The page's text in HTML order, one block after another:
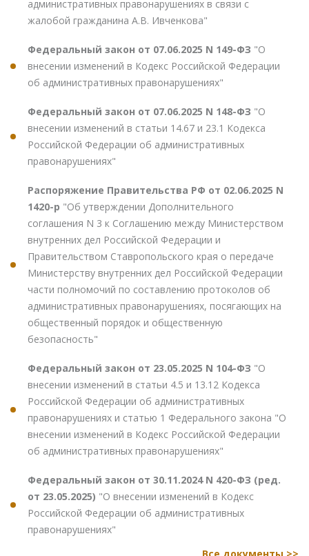
административных правонарушениях в связи с
жалобой гражданина А.В. Ивченкова"
Федеральный закон от 07.06.2025 N 149-ФЗ "О
внесении изменений в Кодекс Российской Федерации
об административных правонарушениях"
Федеральный закон от 07.06.2025 N 148-ФЗ "О
внесении изменений в статьи 14.67 и 23.1 Кодекса
Российской Федерации об административных
правонарушениях"
Распоряжение Правительства РФ от 02.06.2025 N
1420-р "Об утверждении Дополнительного
соглашения N 3 к Соглашению между Министерством
внутренних дел Российской Федерации и
Правительством Ставропольского края о передаче
Министерству внутренних дел Российской Федерации
части полномочий по составлению протоколов об
административных правонарушениях, посягающих на
общественный порядок и общественную
безопасность"
Федеральный закон от 23.05.2025 N 104-ФЗ "О
внесении изменений в статьи 4.5 и 13.12 Кодекса
Российской Федерации об административных
правонарушениях и статью 1 Федерального закона "О
внесении изменений в Кодекс Российской Федерации
об административных правонарушениях"
Федеральный закон от 30.11.2024 N 420-ФЗ (ред.
от 23.05.2025) "О внесении изменений в Кодекс
Российской Федерации об административных
правонарушениях"